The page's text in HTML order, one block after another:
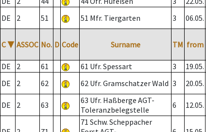
DE
2 51 51 Mfr. Tiergarten 3 06.05.
C ▼ ASSOC No. D Code Surname TM from
DE
2 61 61 Ufr. Spessart 3 19.05.
DE
2 62 62 Ufr. Gramschatzer Wald 3 20.05.
DE 2 63
63 Ufr. Haßberge AGT-
Toleranzbelegstelle
6 12.05.
71 Schw. Scheppacher